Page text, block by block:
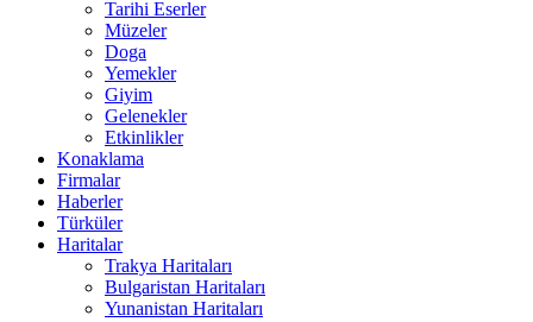
Tarihi Eserler
Müzeler
Doga
Yemekler
Giyim
Gelenekler
Etkinlikler
Konaklama
Firmalar
Haberler
Türküler
Haritalar
Trakya Haritaları
Bulgaristan Haritaları
Yunanistan Haritaları